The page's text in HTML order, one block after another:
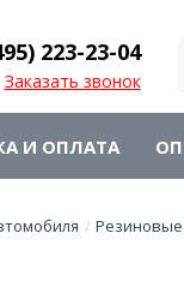
223-23-04
Заказать звонок
И ОПЛАТА
/ Резиновые